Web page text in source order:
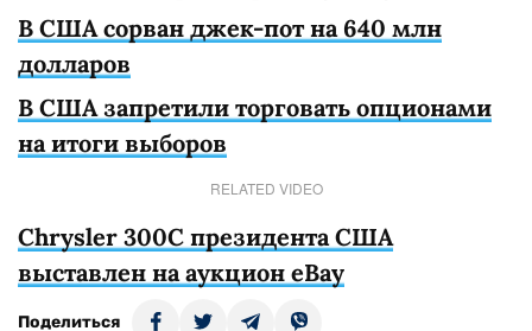
В США сорван джек-пот на 640 млн
долларов
В США запретили торговать опционами
на итоги выборов
RELATED VIDEO
Chrysler 300C президента США
выставлен на аукцион eBay
Поделиться